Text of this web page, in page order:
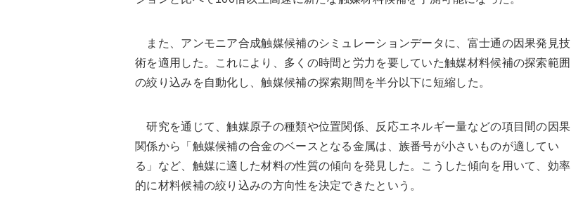
また、アンモニア合成触媒候補のシミュレーションデータに、富士通の因果発見技
術を適用した。これにより、多くの時間と労力を要していた触媒材料候補の探索範囲
の絞り込みを自動化し、触媒候補の探索期間を半分以下に短縮した。
研究を通じて、触媒原子の種類や位置関係、反応エネルギー量などの項目間の因果
関係から「触媒候補の合金のベースとなる金属は、族番号が小さいものが適してい
る」など、触媒に適した材料の性質の傾向を発見した。こうした傾向を用いて、効率
的に材料候補の絞り込みの方向性を決定できたという。